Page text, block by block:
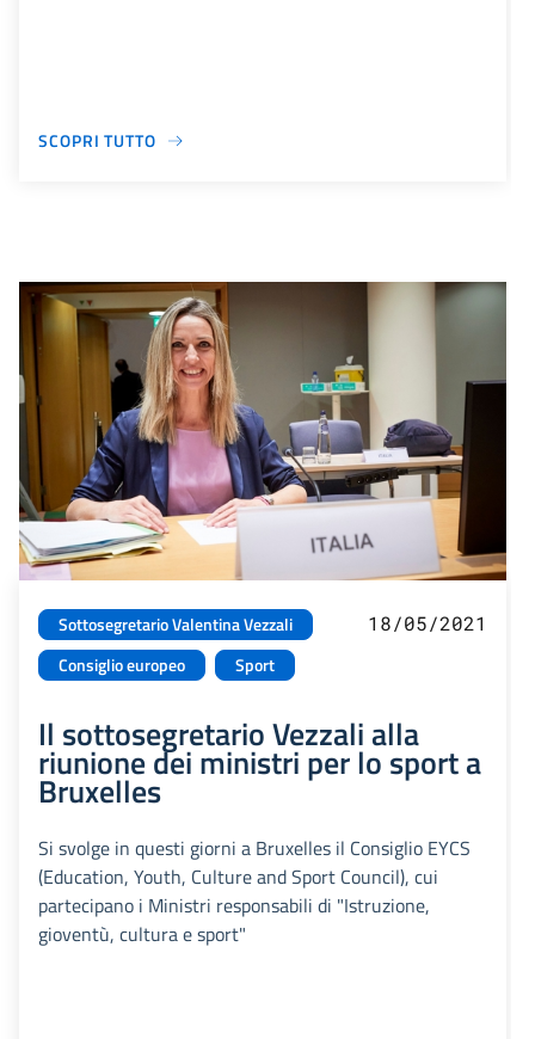
SCOPRI TUTTO
Sottosegretario Valentina Vezzali
Consiglio europeo
Sport
18/05/2021
Il sottosegretario Vezzali alla
riunione dei ministri per lo sport a
Bruxelles
Si svolge in questi giorni a Bruxelles il Consiglio EYCS
(Education, Youth, Culture and Sport Council), cui
partecipano i Ministri responsabili di "Istruzione,
gioventù, cultura e sport"